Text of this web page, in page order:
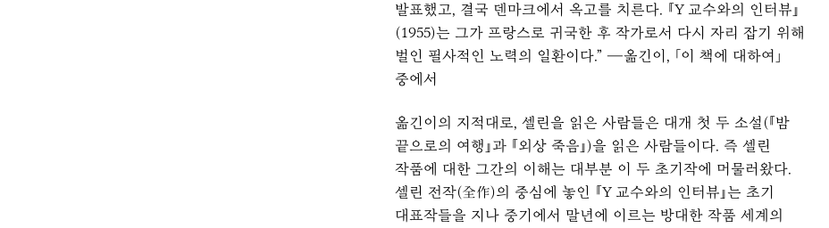
발표했고, 결국 덴마크에서 옥고를 치른다. 『Y 교수와의 인터뷰』
(1955)는 그가 프랑스로 귀국한 후 작가로서 다시 자리 잡기 위해
벌인 필사적인 노력의 일환이다.” ―옮긴이, 「이 책에 대하여」
중에서
옮긴이의 지적대로, 셀린을 읽은 사람들은 대개 첫 두 소설(『밤
끝으로의 여행』과 『외상 죽음』)을 읽은 사람들이다. 즉 셀린
작품에 대한 그간의 이해는 대부분 이 두 초기작에 머물러왔다.
셀린 전작(全作)의 중심에 놓인 『Y 교수와의 인터뷰』는 초기
대표작들을 지나 중기에서 말년에 이르는 방대한 작품 세계의